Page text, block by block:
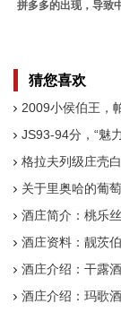
拼多多的出现，导致
猜您喜欢
2009小侯伯王，
JS93-94分，“魅
格拉夫列级庄壳
关于里奥哈的葡
酒庄简介：桃乐
酒庄资料：靓茨
酒庄介绍：干露
酒庄介绍：玛歌